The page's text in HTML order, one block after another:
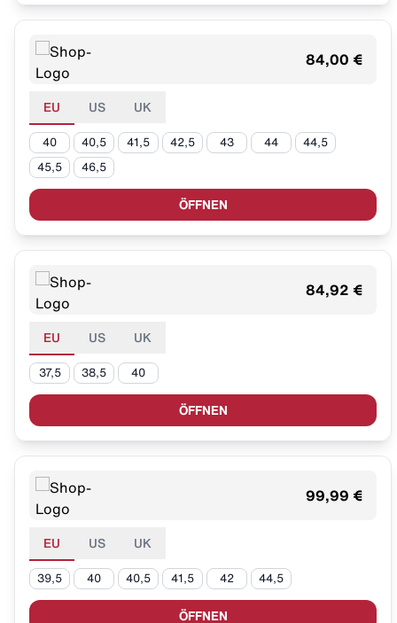
84,00 €
EU US UK
40 40,5 41,5 42,5 43 44 44,5
45,5 46,5
ÖFFNEN
84,92 €
EU US UK
37,5 38,5 40
ÖFFNEN
99,99 €
EU US UK
39,5 40 40,5 41,5 42 44,5
ÖFFNEN